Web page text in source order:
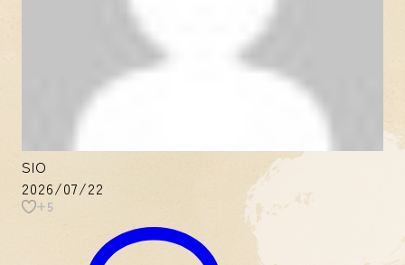
SIO
2026/07/22
+5